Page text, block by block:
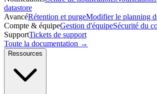
datastore
AvancéRétention et purgeModifier le planning
Compte & équipeGestion d'équipeSécurité du
SupportTickets de support
Toute la documentation →
Ressources